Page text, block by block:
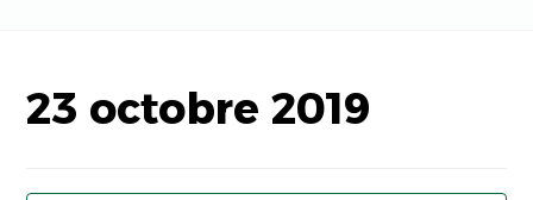
23 octobre 2019